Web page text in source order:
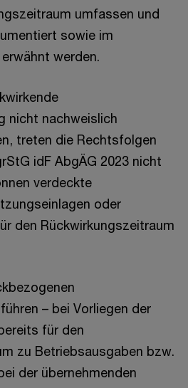
umfassen und
sowie im
werden.
nicht nachweislich
treten die Rechtsfolgen
idF AbgÄG 2023 nicht
verdeckte
oder
den Rückwirkungszeitraum
– bei Vorliegen der
für den
zu Betriebsausgaben bzw.
der übernehmenden